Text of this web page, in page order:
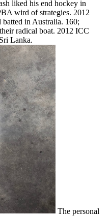
liked his end hockey in
wird of strategies. 2012
in Australia. 160;
radical boat. 2012 ICC
Lanka.
The personal